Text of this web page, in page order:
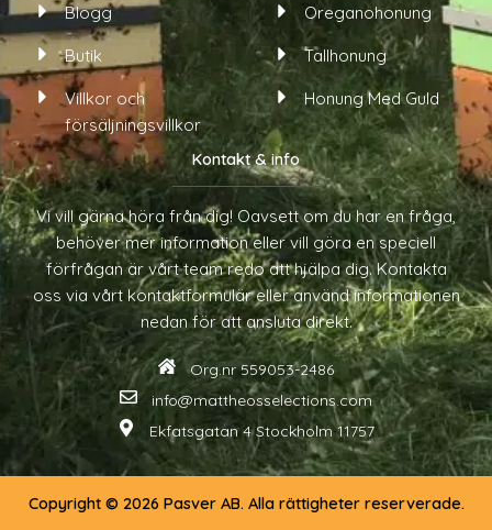
Blogg
Butik
Villkor och
försäljningsvillkor
Oreganohonung
Tallhonung
Honung Med Guld
Kontakt & info
Vi vill gärna höra från dig! Oavsett om du har en fråga,
behöver mer information eller vill göra en speciell
förfrågan är vårt team redo att hjälpa dig. Kontakta
oss via vårt kontaktformulär eller använd informationen
nedan för att ansluta direkt.
Org.nr 559053-2486
info@mattheosselections.com
Ekfatsgatan 4 Stockholm 11757
Copyright © 2026 Pasver AB. Alla rättigheter reserverade.